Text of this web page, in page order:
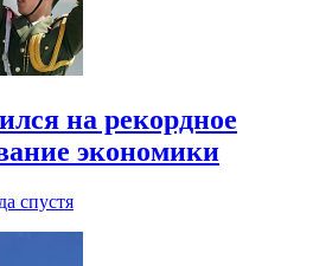
на рекордное
экономики
спустя